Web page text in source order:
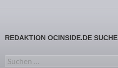
REDAKTION OCINSIDE.DE SUCHE
Suchen nach: